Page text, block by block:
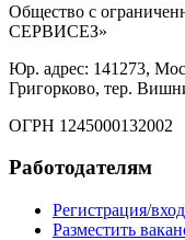
Общество с
СЕРВИСЕЗ»
Юр. адрес: 141273,
Григорково, тер.
ОГРН 1245000132002
Работодателям
Регистрация/вход
Разместить